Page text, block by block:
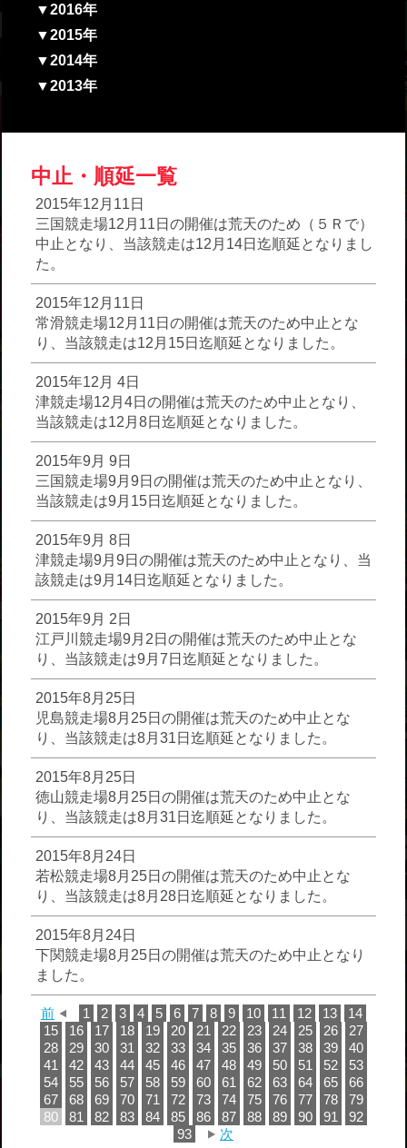
▼2016年
▼2015年
▼2014年
▼2013年
中止・順延一覧
2015年12月11日
三国競走場12月11日の開催は荒天のため（５Ｒで）
中止となり、当該競走は12月14日迄順延となりまし
た。
2015年12月11日
常滑競走場12月11日の開催は荒天のため中止とな
り、当該競走は12月15日迄順延となりました。
2015年12月 4日
津競走場12月4日の開催は荒天のため中止となり、
当該競走は12月8日迄順延となりました。
2015年9月 9日
三国競走場9月9日の開催は荒天のため中止となり、
当該競走は9月15日迄順延となりました。
2015年9月 8日
津競走場9月9日の開催は荒天のため中止となり、当
該競走は9月14日迄順延となりました。
2015年9月 2日
江戸川競走場9月2日の開催は荒天のため中止とな
り、当該競走は9月7日迄順延となりました。
2015年8月25日
児島競走場8月25日の開催は荒天のため中止とな
り、当該競走は8月31日迄順延となりました。
2015年8月25日
徳山競走場8月25日の開催は荒天のため中止とな
り、当該競走は8月31日迄順延となりました。
2015年8月24日
若松競走場8月25日の開催は荒天のため中止とな
り、当該競走は8月28日迄順延となりました。
2015年8月24日
下関競走場8月25日の開催は荒天のため中止となり
ました。
前 1 2 3 4 5 6 7 8 9 10 11 12 13
14
15
16 17 18 19 20 21 22 23 24 25 26
27
28
29 30 31 32 33 34 35 36 37 38 39
40
41
42 43 44 45 46 47 48 49 50 51 52
53
54
55 56 57 58 59 60 61 62 63 64 65
66
67
68 69 70 71 72 73 74 75 76 77 78
79
80
81 82 83 84 85 86 87 88 89 90 91
92
93
次